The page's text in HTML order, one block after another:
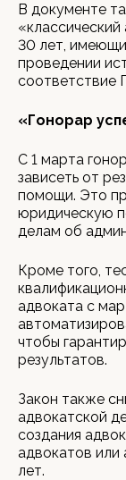
В документе
30 лет,
проведении
соответствие
«Гонорар
С 1 марта
зависеть от
помощи. Это
юридическую
делам об
Кроме того,
адвоката с
чтобы
результатов.
Закон также
адвокатской
создания
адвокатов или
лет.